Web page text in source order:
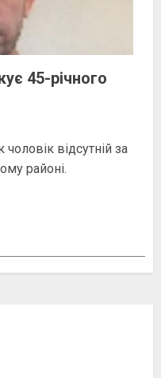
45-річного
чоловік відсутній за
районі.